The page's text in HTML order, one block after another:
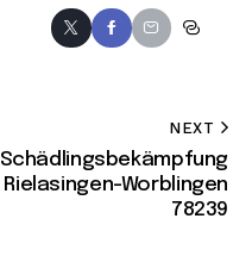
NEXT
Schädlingsbekämpfung
Rielasingen-Worblingen
78239